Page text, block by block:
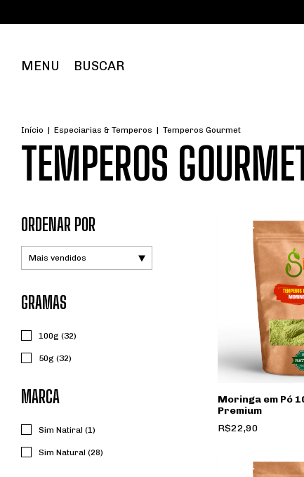
MENU BUSCAR
Início | Especiarias & Temperos | Temperos Gourmet
TEMPEROS
ORDENAR POR
GRAMAS
100g (32)
50g (32)
MARCA
Sim Natiral (1)
Sim Natural (28)
Moringa em Pó
Premium
R$22,90